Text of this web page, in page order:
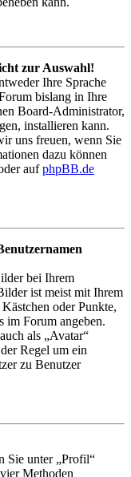
zur Auswahl!
Ihre Sprache
bislang in Ihre
Board-Administrator,
installieren kann.
uns freuen, wenn Sie
dazu können
aufphpBB.de
bei Ihrem
ist meist mit Ihrem
oder Punkte,
im Forum angeben.
als „Avatar“
Regel um ein
zu Benutzer
Sie unter „Profil“
Methoden